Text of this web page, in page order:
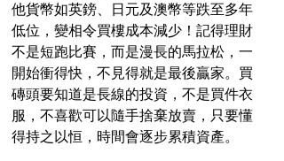
他貨幣如英鎊、日元及澳幣等跌至多年
低位，變相令買樓成本減少！記得理財
不是短跑比賽，而是漫長的馬拉松，一
開始衝得快，不見得就是最後贏家。買
磚頭要知道是長線的投資，不是買件衣
服，不喜歡可以隨手捨棄放賣，只要懂
得持之以恒，時間會逐步累積資產。